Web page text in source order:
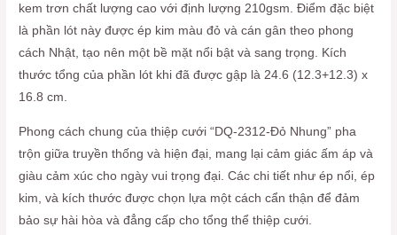
kem trơn chất lượng cao với định lượng 210gsm. Điểm đặc biệt
là phần lót này được ép kim màu đỏ và cán gân theo phong
cách Nhật, tạo nên một bề mặt nổi bật và sang trọng. Kích
thước tổng của phần lót khi đã được gập là 24.6 (12.3+12.3) x
16.8 cm.
Phong cách chung của thiệp cưới “DQ-2312-Đỏ Nhung” pha
trộn giữa truyền thống và hiện đại, mang lại cảm giác ấm áp và
giàu cảm xúc cho ngày vui trọng đại. Các chi tiết như ép nổi, ép
kim, và kích thước được chọn lựa một cách cẩn thận để đảm
bảo sự hài hòa và đẳng cấp cho tổng thể thiệp cưới.